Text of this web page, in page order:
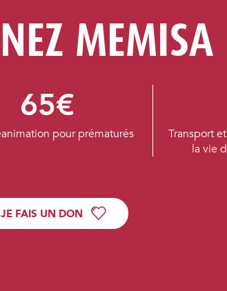
MEMISA
65€
pour prématurés
Transport
la vie
JE FAIS UN DON